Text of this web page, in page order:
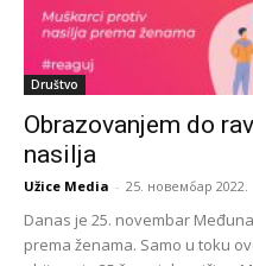
Društvo
Obrazovanjem do
nasilja
Užice Media - 25. новембар 2022.
Danas je 25. novembar
prema ženama. Samo u toku